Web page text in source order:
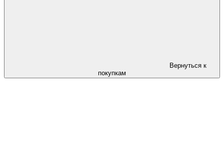
Вернуться к
покупкам